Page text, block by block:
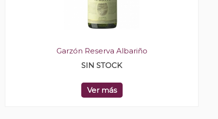
Garzón Reserva Albariño
SIN STOCK
Ver más